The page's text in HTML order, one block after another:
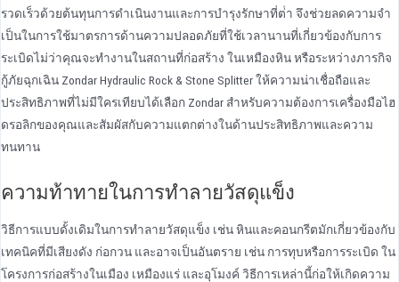
รวดเร็วด้วยต้นทุนการดําเนินงานและการบํารุงรักษาที่ต่ํา จึงช่วยลดความจํา
เป็นในการใช้มาตรการด้านความปลอดภัยที่ใช้เวลานานที่เกี่ยวข้องกับการ
ระเบิดไม่ว่าคุณจะทํางานในสถานที่ก่อสร้าง ในเหมืองหิน หรือระหว่างภารกิจ
กู้ภัยฉุกเฉิน Zondar Hydraulic Rock & Stone Splitter ให้ความน่าเชื่อถือและ
ประสิทธิภาพที่ไม่มีใครเทียบได้เลือก Zondar สําหรับความต้องการเครื่องมือไฮ
ดรอลิกของคุณและสัมผัสกับความแตกต่างในด้านประสิทธิภาพและความ
ทนทาน
ความท้าทายในการทําลายวัสดุแข็ง
วิธีการแบบดั้งเดิมในการทําลายวัสดุแข็ง เช่น หินและคอนกรีตมักเกี่ยวข้องกับ
เทคนิคที่มีเสียงดัง ก่อกวน และอาจเป็นอันตราย เช่น การทุบหรือการระเบิด ใน
โครงการก่อสร้างในเมือง เหมืองแร่ และอุโมงค์ วิธีการเหล่านี้ก่อให้เกิดความ